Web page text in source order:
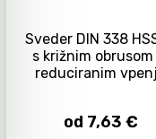
Sveder DIN 338
s križnim obrusom
reduciranim
od 7,63 €